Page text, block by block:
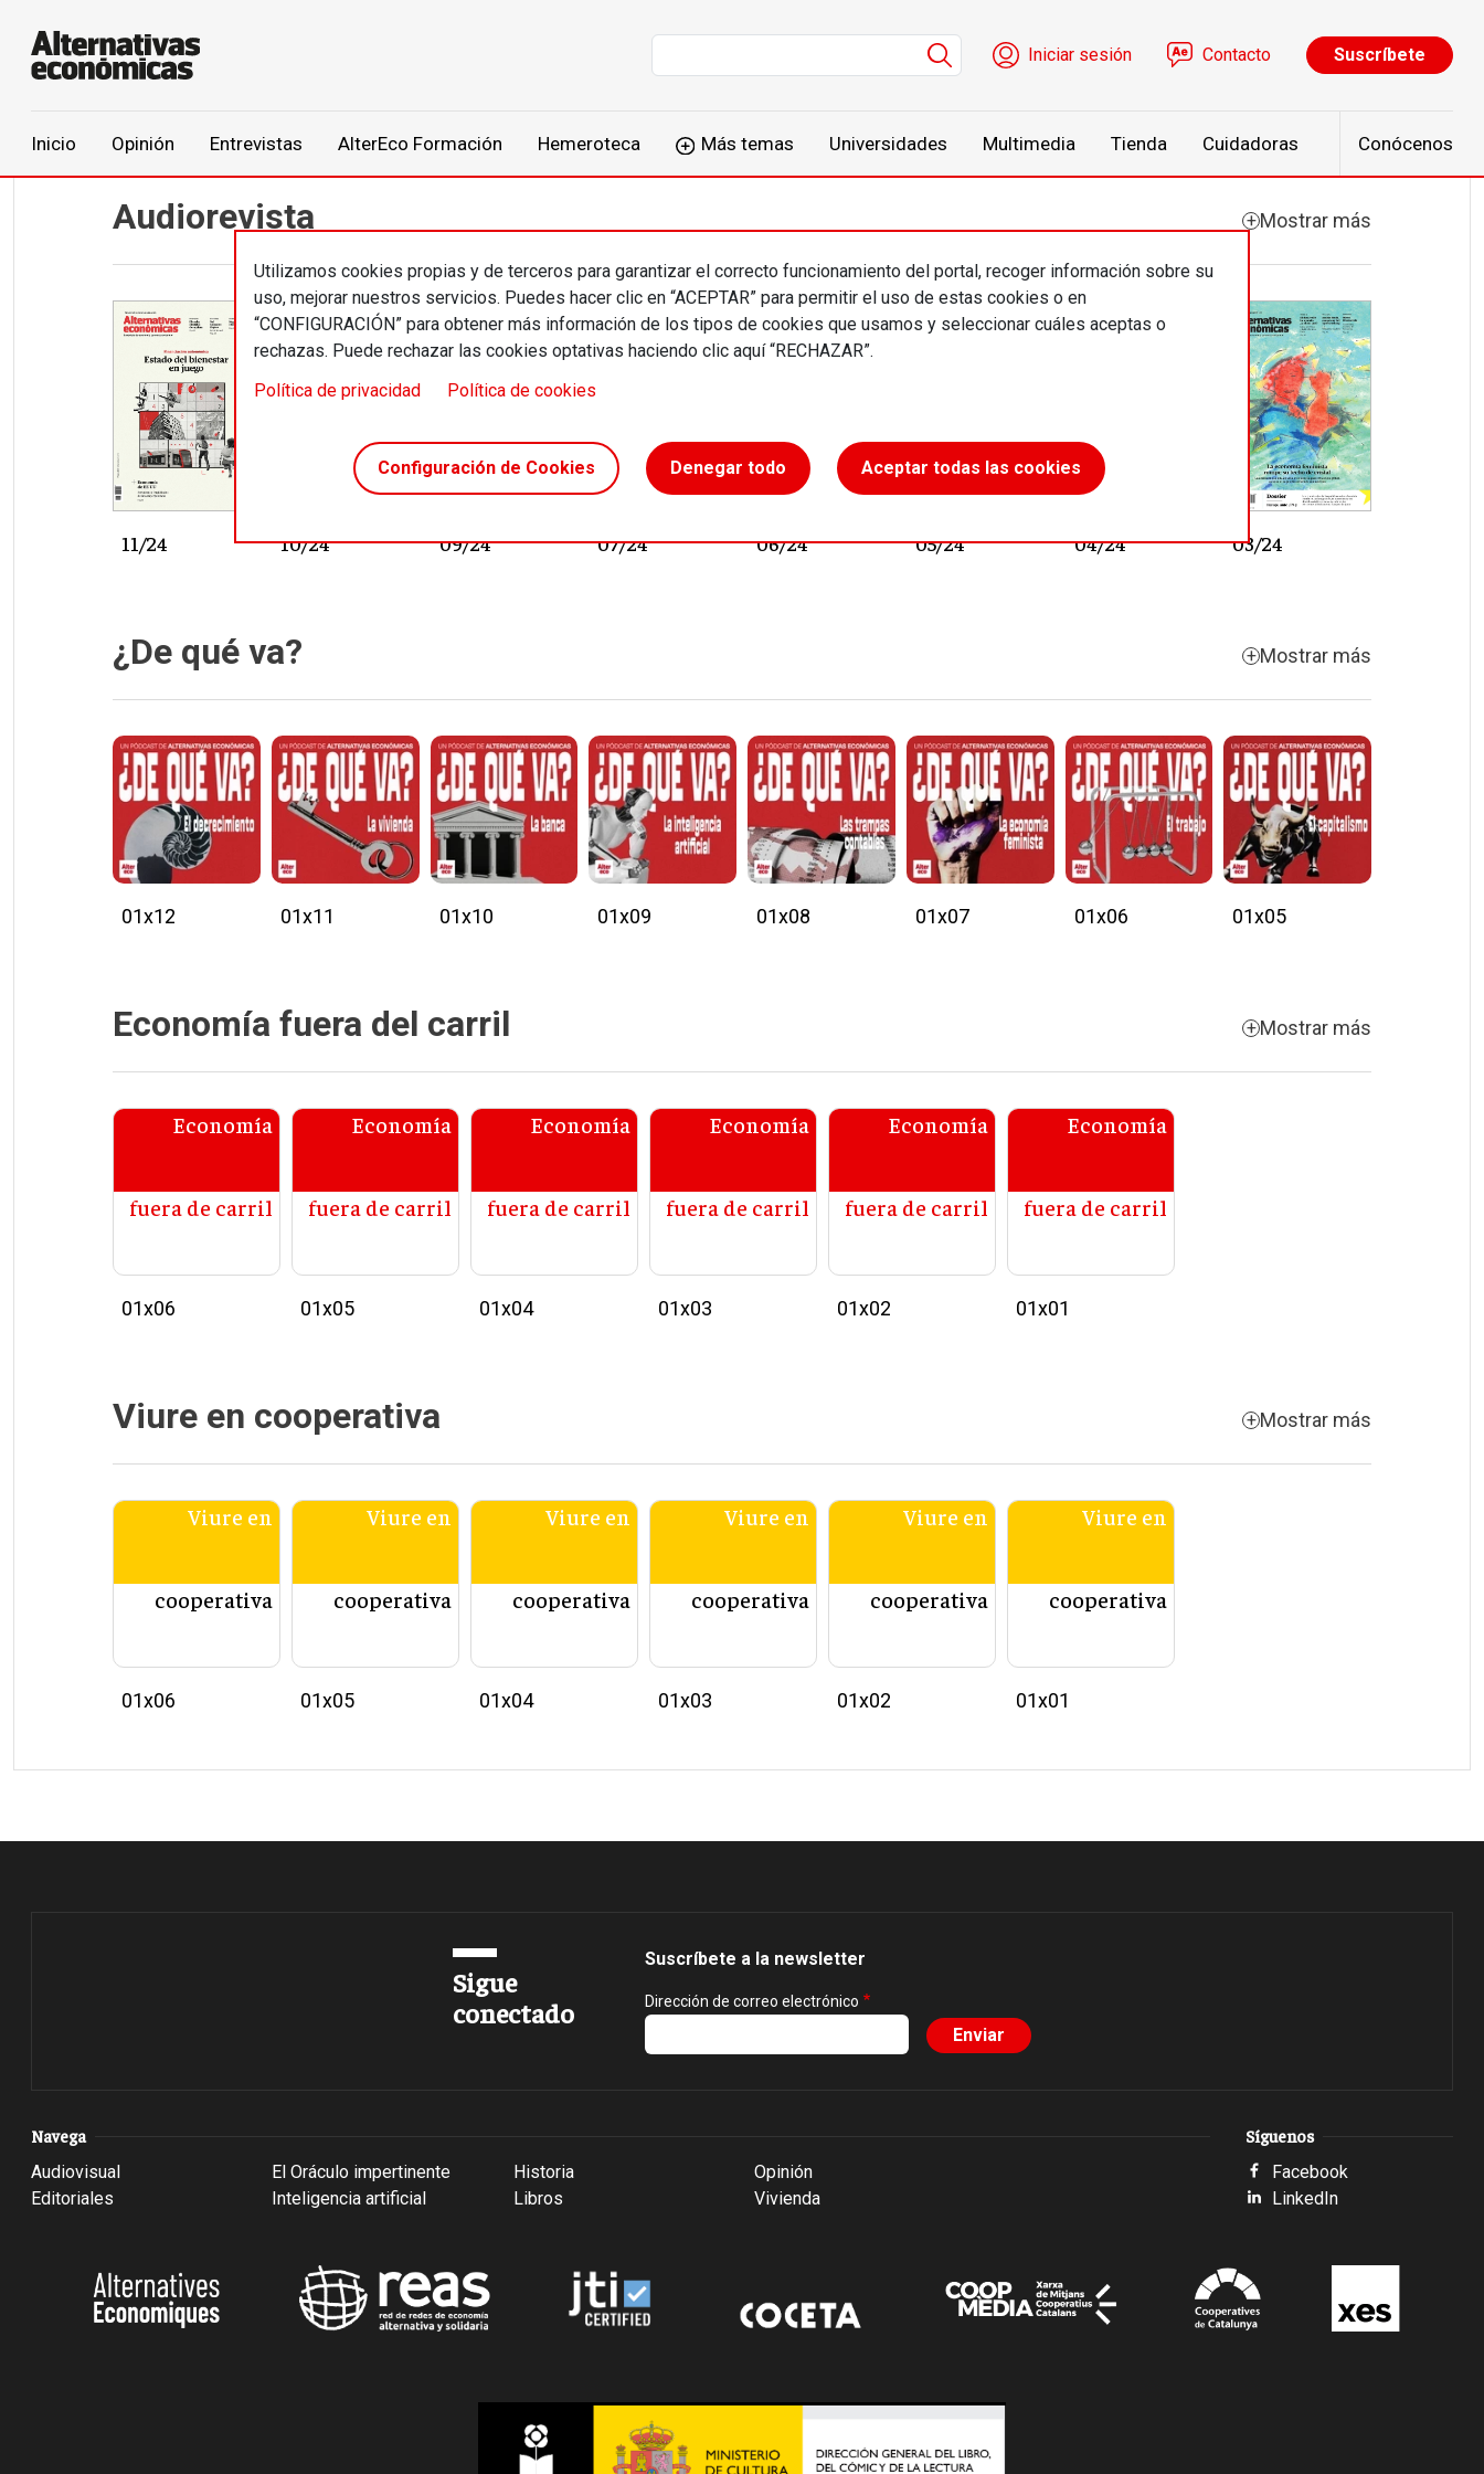
Menú de cuenta de usuario
Iniciar sesión Contacto Suscríbete
Inicio Opinión Entrevistas AlterEco Formación Hemeroteca Más temas Universidades Multimedia Tienda Cuidadoras Conócenos
Utilizamos cookies propias y de terceros para garantizar el correcto funcionamiento del portal, recoger información sobre su
uso, mejorar nuestros servicios. Puedes hacer clic en “ACEPTAR” para permitir el uso de estas cookies o en
“CONFIGURACIÓN” para obtener más información de los tipos de cookies que usamos y seleccionar cuáles aceptas o
rechazas. Puede rechazar las cookies optativas haciendo clic aquí “RECHAZAR”.
Política de privacidad
Política de cookies
Configuración de Cookies Denegar todo Aceptar todas las cookies
Audiorevista Mostrar más
11/24 10/24 09/24 07/24 06/24 05/24 04/24 03/24
¿De qué va? Mostrar más
01x12 01x11 01x10 01x09 01x08 01x07 01x06 01x05
Economía fuera del carril Mostrar más
Economía
fuera de carril
01x06
Economía
fuera de carril
01x05
Economía
fuera de carril
01x04
Economía
fuera de carril
01x03
Economía
fuera de carril
01x02
Economía
fuera de carril
01x01
Viure en cooperativa Mostrar más
Viure en
cooperativa
01x06
Viure en
cooperativa
01x05
Viure en
cooperativa
01x04
Viure en
cooperativa
01x03
Viure en
cooperativa
01x02
Viure en
cooperativa
01x01
Sigue
conectado
Suscríbete a la newsletter
Dirección de correo electrónico
Navega
Audiovisual
Editoriales
El Oráculo impertinente
Inteligencia artificial
Historia
Libros
Opinión
Vivienda
Síguenos
Facebook
LinkedIn